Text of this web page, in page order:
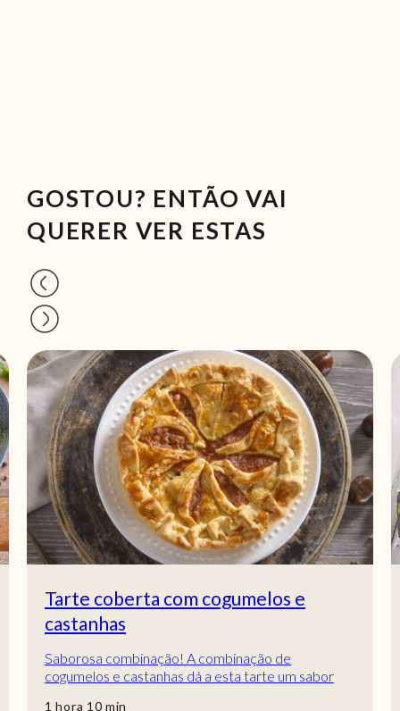
GOSTOU? ENTÃO VAI
QUERER VER ESTAS
Tarte coberta com cogumelos e
castanhas
Saborosa combinação! A combinação de
cogumelos e castanhas dá a esta tarte um sabor
1 hora
hora 10min
min